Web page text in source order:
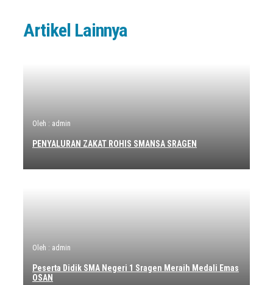
Artikel Lainnya
Oleh : admin
PENYALURAN ZAKAT ROHIS SMANSA SRAGEN
Oleh : admin
Peserta Didik SMA Negeri 1 Sragen Meraih Medali Emas
OSAN